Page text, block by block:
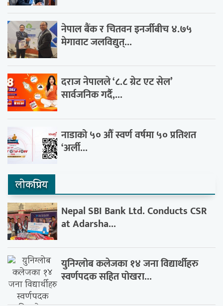
नेपाल बैंक र चितवन इनर्जीबीच ४.७५
मेगावाट जलविद्युत्...
दराज नेपालले ‘८.८ ग्रेट एट सेल’
सार्वजनिक गर्दै,...
नाडाको ५० औँ स्वर्ण वर्षमा ५० प्रतिशत
‘अर्ली...
लाेकप्रिय
Nepal SBI Bank Ltd. Conducts CSR
at Adarsha...
युनिग्लोब कलेजका १४ जना विद्यार्थीहरु
स्वर्णपदक सहित पोखरा...